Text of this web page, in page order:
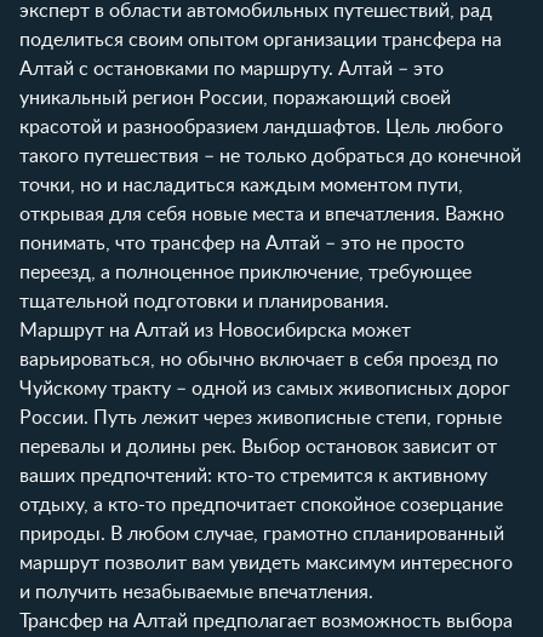
эксперт в области автомобильных путешествий, рад
поделиться своим опытом организации трансфера на
Алтай с остановками по маршруту. Алтай – это
уникальный регион России, поражающий своей
красотой и разнообразием ландшафтов. Цель любого
такого путешествия – не только добраться до конечной
точки, но и насладиться каждым моментом пути,
открывая для себя новые места и впечатления. Важно
понимать, что трансфер на Алтай – это не просто
переезд, а полноценное приключение, требующее
тщательной подготовки и планирования.
Маршрут на Алтай из Новосибирска может
варьироваться, но обычно включает в себя проезд по
Чуйскому тракту – одной из самых живописных дорог
России. Путь лежит через живописные степи, горные
перевалы и долины рек. Выбор остановок зависит от
ваших предпочтений: кто-то стремится к активному
отдыху, а кто-то предпочитает спокойное созерцание
природы. В любом случае, грамотно спланированный
маршрут позволит вам увидеть максимум интересного
и получить незабываемые впечатления.
Трансфер на Алтай предполагает возможность выбора